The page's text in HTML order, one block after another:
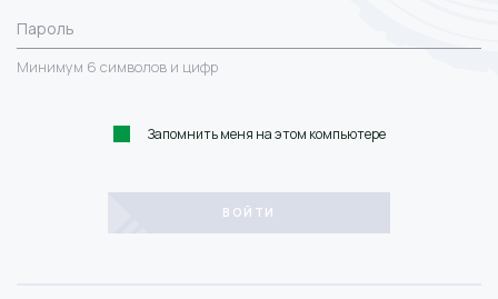
Минимум 6 символов и цифр
Запомнить меня на этом компьютере